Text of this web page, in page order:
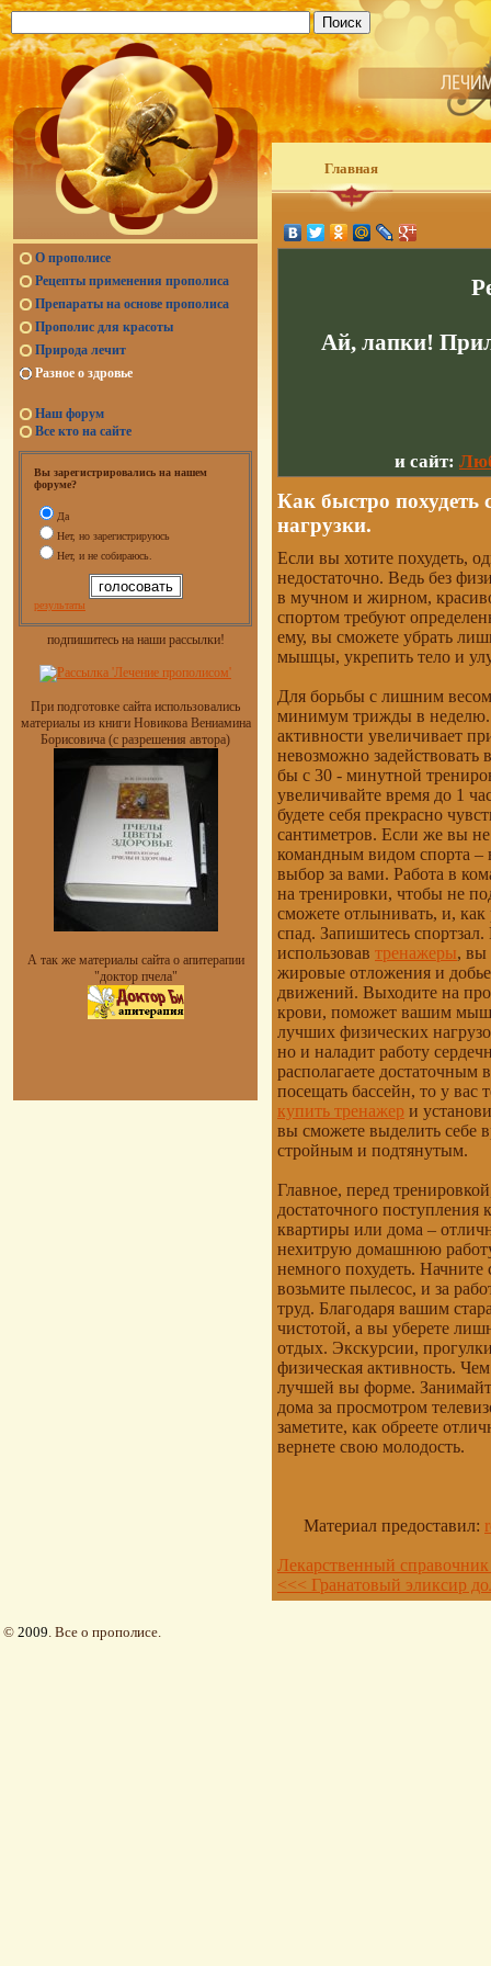
О прополисе
Рецепты применения прополиса
Препараты на основе прополиса
Прополис для красоты
Природа лечит
Разное о здровье
Наш форум
Все кто на сайте
Вы зарегистрировались на нашем
форуме?
Да
Нет, но зарегистрируюсь
Нет, и не собираюсь.
результаты
подпишитесь на наши рассылки!
При подготовке сайта использовались
материалы из книги Новикова Вениамина
Борисовича (с разрешения автора)
А так же материалы сайта о апитерапии
"доктор пчела"
Главная
Ай, лапки!
и сайт:
Как быстро
нагрузки.
Если вы хотите похудеть,
недостаточно. Ведь без
в мучном и жирном,
спортом требуют
ему, вы сможете убрать
мышцы, укрепить тело и
Для борьбы с лишним весом
минимум трижды в неделю.
активности увеличивает
невозможно
бы с 30 - минутной
увеличивайте время до 1
будете себя прекрасно
сантиметров. Если же вы
командным видом спорта –
выбор за вами. Работа в
на тренировки, чтобы не
сможете отлынивать, и,
спад. Запишитесь
использовав тренажеры, вы
жировые отложения и
движений. Выходите на
крови, поможет вашим
лучших физических
но и наладит работу
располагаете достаточным
посещать бассейн, то у
купить тренажер и
вы сможете выделить себе
стройным и подтянутым.
Главное, перед
достаточного поступления
квартиры или дома –
нехитрую домашнюю
немного похудеть.
возьмите пылесос, и за
труд. Благодаря вашим
чистотой, а вы уберете
отдых. Экскурсии,
физическая активность.
лучшей вы форме.
дома за просмотром
заметите, как обреете
вернете свою молодость.
Материал предоставил:
Лекарственный
<<< Гранатовый эликсир
© 2009. Все о прополисе.